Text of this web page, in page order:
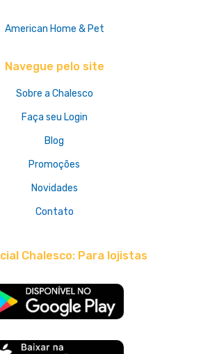
American Home & Pet
Navegue pelo site
Sobre a Chalesco
Faça seu Login
Blog
Promoções
Novidades
Contato
Chalesco: Para lojistas